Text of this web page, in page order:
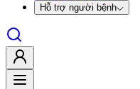
Hỗ trợ người bệnh